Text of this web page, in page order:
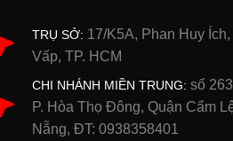
TRỤ SỞ: 17/K5A, Phan Huy Ích,
Vấp, TP. HCM
CHI NHÁNH MIỀN TRUNG: số
P. Hòa Thọ Đông, Quận Cẩm
Nẵng, ĐT: 0938358401